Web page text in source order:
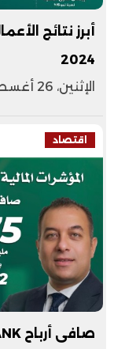
2024
الإثنين، 26 أغسطس 2024 01:13 م
اقتصاد